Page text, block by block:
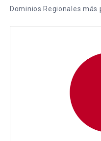
Dominios Regionales más